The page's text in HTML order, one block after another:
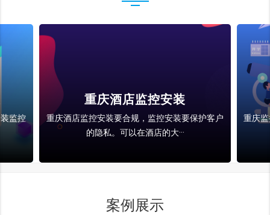
监控
重庆酒店监控安装
重庆酒店监控安装要合规，监控安装要保护客户
的隐私。可以在酒店的大···
重庆
案例展示